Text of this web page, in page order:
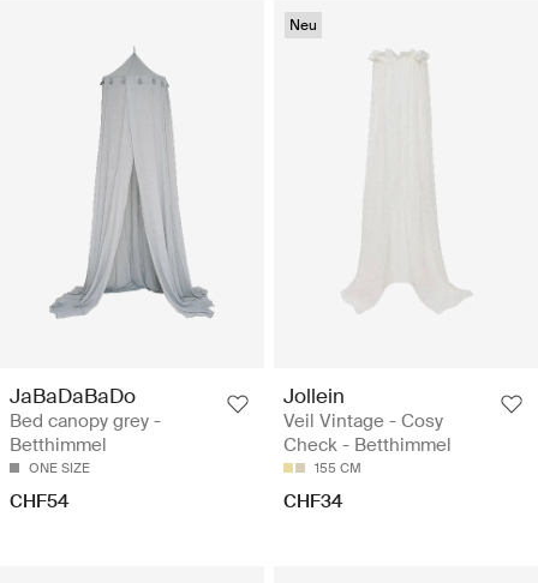
JaBaDaBaDo
Bed canopy grey -
Betthimmel
ONE SIZE
CHF54
Neu
Jollein
Veil Vintage - Cosy
Check - Betthimmel
155 CM
CHF34